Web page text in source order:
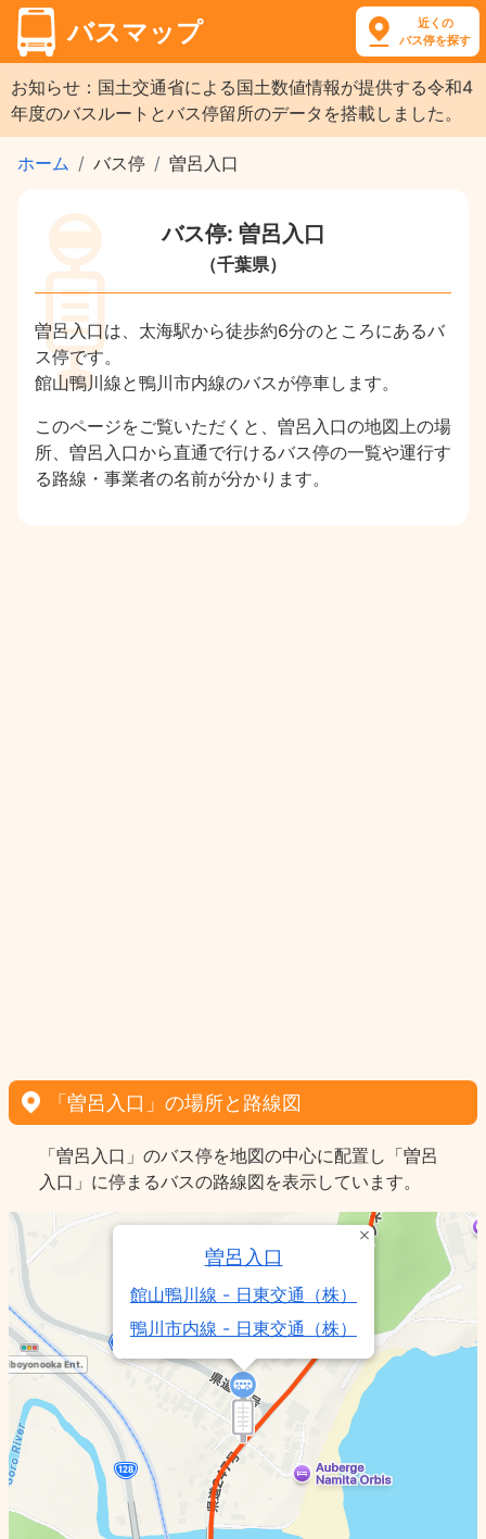
バスマップ
近くの
バス停を探す
お知らせ：国土交通省による国土数値情報が提供する令和4
年度のバスルートとバス停留所のデータを搭載しました。
ホーム バス停 曽呂入口
バス停: 曽呂入口
（千葉県）
曽呂入口は、太海駅から徒歩約6分のところにあるバ
ス停です。
館山鴨川線と鴨川市内線のバスが停車します。
このページをご覧いただくと、曽呂入口の地図上の場
所、曽呂入口から直通で行けるバス停の一覧や運行す
る路線・事業者の名前が分かります。
「曽呂入口」の場所と路線図
「曽呂入口」のバス停を地図の中心に配置し「曽呂
入口」に停まるバスの路線図を表示しています。
曽呂入口
館山鴨川線 - 日東交通（株）
鴨川市内線 - 日東交通（株）